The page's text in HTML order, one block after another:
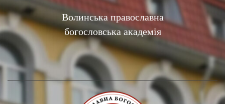
Волинська православна
богословська академія